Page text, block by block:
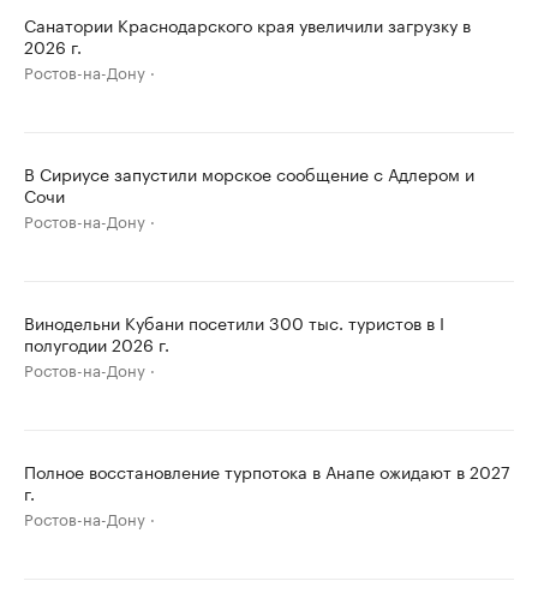
Санатории Краснодарского края увеличили загрузку в
2026 г.
Ростов-на-Дону
В Сириусе запустили морское сообщение с Адлером и
Сочи
Ростов-на-Дону
Винодельни Кубани посетили 300 тыс. туристов в I
полугодии 2026 г.
Ростов-на-Дону
Полное восстановление турпотока в Анапе ожидают в 2027
г.
Ростов-на-Дону